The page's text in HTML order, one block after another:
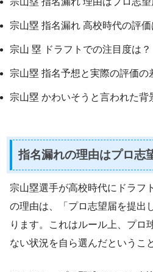
宗山塁 指名漏れ 高校時代の評価
宗山 塁 ドラフトでの注目度は？
宗山塁 指名予想と実際の評価の
宗山塁 かわいそうと言われた背
指名漏れの理由はプロ志
宗山塁選手が高校時代にドラフ
の理由は、「プロ志望届を提出
ります。これはルール上、プロ
ない状況を自ら選んだというこ